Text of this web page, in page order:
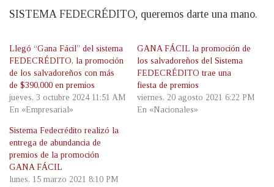
SISTEMA FEDECRÉDITO, queremos darte una mano.
Llegó “Gana Fácil” del sistema
FEDECRÉDITO, la promoción
de los salvadoreños con más
de $390,000 en premios
jueves, 3 octubre 2024 11:51 AM
En «Empresarial»
GANA FÁCIL la promoción de
los salvadoreños del Sistema
FEDECRÉDITO trae una
fiesta de premios
viernes, 20 agosto 2021 6:22 PM
En «Nacionales»
Sistema Fedecrédito realizó la
entrega de abundancia de
premios de la promoción
GANA FÁCIL
lunes, 15 marzo 2021 8:10 PM